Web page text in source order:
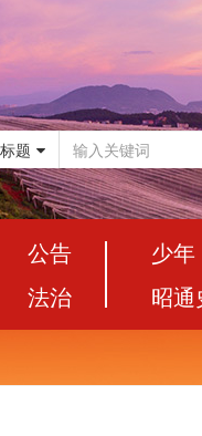
标题
公告
法治
少年
昭